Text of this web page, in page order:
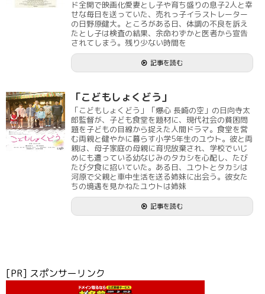
ド全開で映画化愛妻とし子や育ち盛りの息子2人と幸
せな毎日を送っていた、売れっ子イラストレーター
の日野原健大。ところがある日、体調の不良を訴え
たとし子は検査の結果、余命わずかと医者から宣告
されてしまう。残り少ない時間を
記事を読む
「こどもしょくどう」
「こどもしょくどう」「爆心 長崎の空」の日向寺太
郎監督が、子ども食堂を題材に、現代社会の貧困問
題を子どもの目線から捉えた人間ドラマ。食堂を営
む両親と健やかに暮らす小学5年生のユウト。彼と両
親は、母子家庭の母親に育児放棄され、学校でいじ
めにも遭っている幼なじみのタカシを心配し、たび
たび夕食に招いていた。ある日、ユウトとタカシは
河原で父親と車中生活を送る姉妹に出会う。彼女た
ちの境遇を見かねたユウトは姉妹
記事を読む
[PR] スポンサーリンク